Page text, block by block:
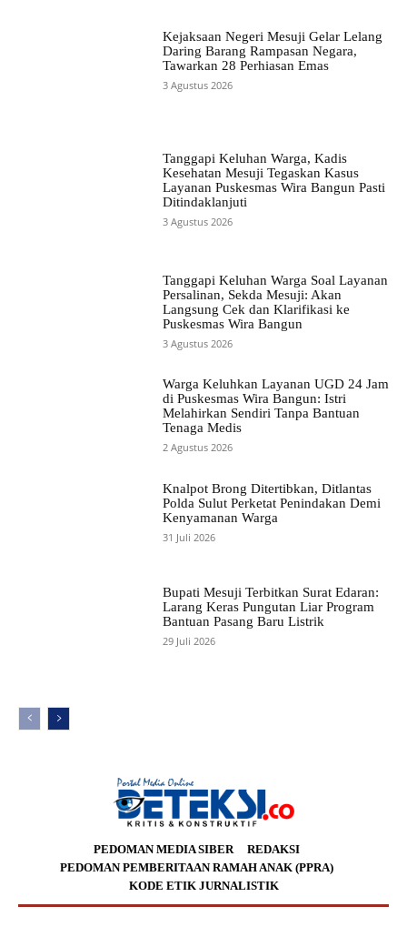
Kejaksaan Negeri Mesuji Gelar Lelang
Daring Barang Rampasan Negara,
Tawarkan 28 Perhiasan Emas
3 Agustus 2026
Tanggapi Keluhan Warga, Kadis
Kesehatan Mesuji Tegaskan Kasus
Layanan Puskesmas Wira Bangun Pasti
Ditindaklanjuti
3 Agustus 2026
Tanggapi Keluhan Warga Soal Layanan
Persalinan, Sekda Mesuji: Akan
Langsung Cek dan Klarifikasi ke
Puskesmas Wira Bangun
3 Agustus 2026
Warga Keluhkan Layanan UGD 24 Jam
di Puskesmas Wira Bangun: Istri
Melahirkan Sendiri Tanpa Bantuan
Tenaga Medis
2 Agustus 2026
Knalpot Brong Ditertibkan, Ditlantas
Polda Sulut Perketat Penindakan Demi
Kenyamanan Warga
31 Juli 2026
Bupati Mesuji Terbitkan Surat Edaran:
Larang Keras Pungutan Liar Program
Bantuan Pasang Baru Listrik
29 Juli 2026
PEDOMAN MEDIA SIBER
REDAKSI
PEDOMAN PEMBERITAAN RAMAH ANAK (PPRA)
KODE ETIK JURNALISTIK